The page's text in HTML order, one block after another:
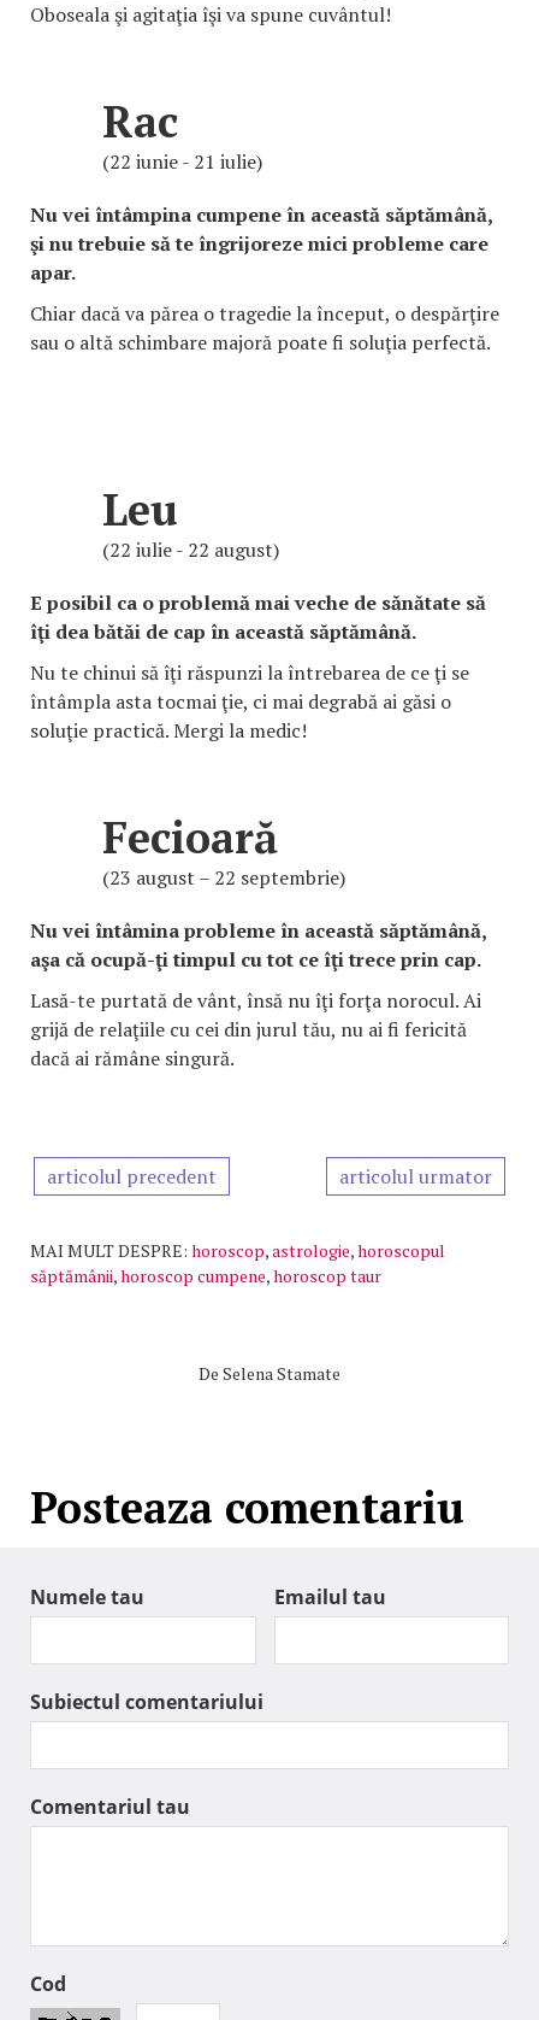
Oboseala şi agitaţia îşi va spune cuvântul!
Rac
(22 iunie - 21 iulie)
Nu vei întâmpina cumpene în această săptămână,
şi nu trebuie să te îngrijoreze mici probleme care
apar.
Chiar dacă va părea o tragedie la început, o despărţire
sau o altă schimbare majoră poate fi soluţia perfectă.
Leu
(22 iulie - 22 august)
E posibil ca o problemă mai veche de sănătate să
îţi dea bătăi de cap în această săptămână.
Nu te chinui să îţi răspunzi la întrebarea de ce ţi se
întâmpla asta tocmai ţie, ci mai degrabă ai găsi o
soluţie practică. Mergi la medic!
Fecioară
(23 august – 22 septembrie)
Nu vei întâmina probleme în această săptămână,
aşa că ocupă-ţi timpul cu tot ce îţi trece prin cap.
Lasă-te purtată de vânt, însă nu îţi forţa norocul. Ai
grijă de relaţiile cu cei din jurul tău, nu ai fi fericită
dacă ai rămâne singură.
articolul precedent articolul urmator
MAI MULT DESPRE: horoscop,astrologie,horoscopul
săptămânii,horoscop cumpene,horoscop taur
De Selena Stamate
Posteaza comentariu
Numele tau Emailul tau
Subiectul comentariului
Comentariul tau
Cod